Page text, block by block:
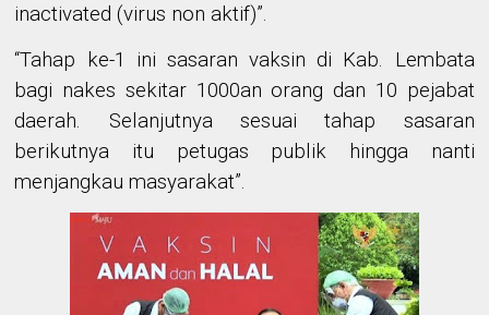
inactivated (virus non aktif)”.
“Tahap ke-1 ini sasaran vaksin di Kab. Lembata
bagi nakes sekitar 1000an orang dan 10 pejabat
daerah. Selanjutnya sesuai tahap sasaran
berikutnya itu petugas publik hingga nanti
menjangkau masyarakat”.